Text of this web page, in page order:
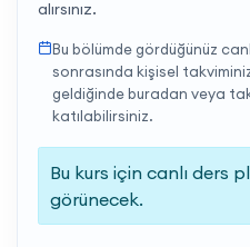
✔ TYT Fizik
✔ TYT Kimya
✔ TYT Biyoloji
Bu derslerin tüm konuları
Ve bu derslerin TAMAMINI
alırsınız.
Bu bölümde gördüğünüz
sonrasında kişisel
geldiğinde buradan veya
katılabilirsiniz.
Bu kurs için canlı ders
görünecek.